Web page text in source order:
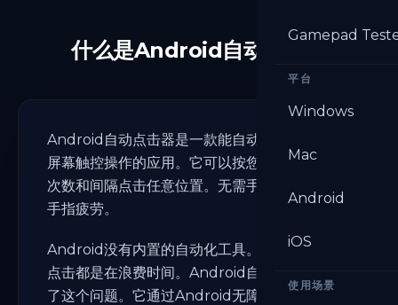
Gamepad
平台
Windows
Mac
Android
iOS
使用场景
什么是Android自动点击器
Android自动点击器是一款能自动化您Android
屏幕触控操作的应用。它可以按您设定的速度、
次数和间隔点击任意位置。无需手动点击，告别
手指疲劳。
Android没有内置的自动化工具。每次手动重复
点击都是在浪费时间。Android自动点击器解决
了这个问题。它通过Android无障碍服务在您的